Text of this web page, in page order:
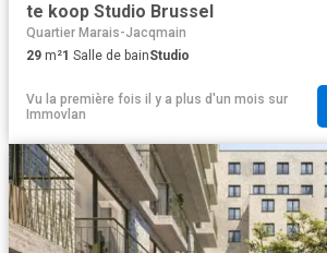
te koop Studio Brussel
Quartier Marais-Jacqmain
29 m²1 Salle de bainStudio
Vu la première fois il y a plus d'un mois sur
Immovlan